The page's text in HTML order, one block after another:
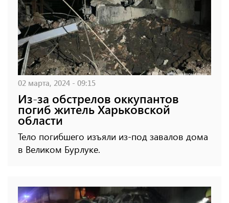
02 марта, 2024 - 09:15
Из-за обстрелов оккупантов
погиб житель Харьковской
области
Тело погибшего изъяли из-под завалов дома
в Великом Бурлуке.